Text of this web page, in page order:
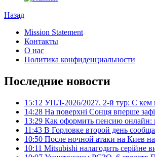
Назад
Mission Statement
Контакты
О нас
Политика конфиденциальности
Последние новости
15:12 УПЛ-2026/2027. 2-й тур: С кем
14:28 На поверхні Сонця вперше
13:29 Как оформить пенсию
11:43 В Горловке второй день
10:50 После ночной атаки на Киев
10:11 Mitsubishi налагодить серійне